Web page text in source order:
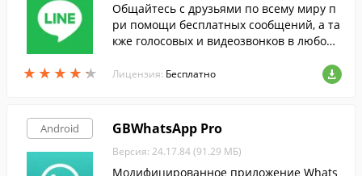
★ ★ ★ ★ ★
★ ★ ★ ★ ★
Общайтесь с друзьями по всему миру п
ри помощи бесплатных сообщений, а та
кже голосовых и видеозвонков в любой
Лицензия: Бесплатно
Android GBWhatsApp Pro
Версия: 24.17.84 (91.29 МБ)
Модифицированное приложение Whats